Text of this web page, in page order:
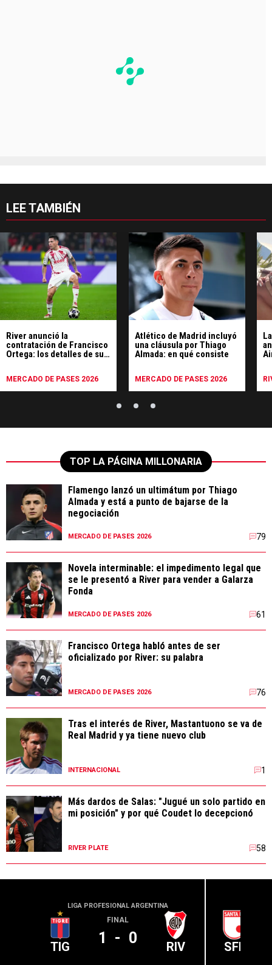
LEE TAMBIÉN
River anunció la
contratación de Francisco
Ortega: los detalles de su
MERCADO DE PASES 2026
Atlético de Madrid incluyó
una cláusula por Thiago
Almada: en qué consiste
MERCADO DE PASES 2026
TOP LA PÁGINA MILLONARIA
Flamengo lanzó un ultimátum por Thiago
Almada y está a punto de bajarse de la
negociación
MERCADO DE PASES 2026 79
Novela interminable: el impedimento legal que
se le presentó a River para vender a Galarza
Fonda
MERCADO DE PASES 2026 61
Francisco Ortega habló antes de ser
oficializado por River: su palabra
MERCADO DE PASES 2026 76
Tras el interés de River, Mastantuono se va de
Real Madrid y ya tiene nuevo club
INTERNACIONAL 1
Más dardos de Salas: "Jugué un solo partido en
mi posición" y por qué Coudet lo decepcionó
RIVER PLATE 58
LIGA PROFESIONAL ARGENTINA
TIG
FINAL
1 - 0 RIV SFE